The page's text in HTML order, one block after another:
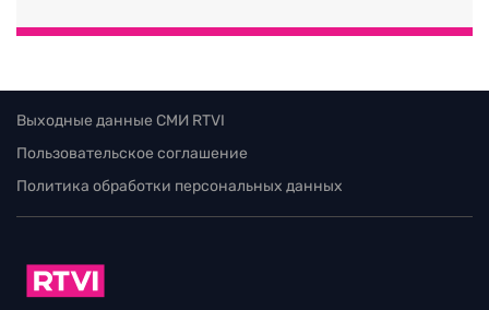
Выходные данные СМИ RTVI
Пользовательское соглашение
Политика обработки персональных данных